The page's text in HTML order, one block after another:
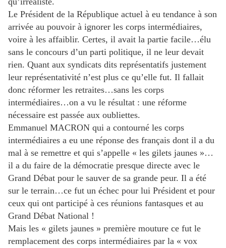
Le Président de la République actuel à eu tendance à son
arrivée au pouvoir à ignorer les corps intermédiaires,
voire à les affaiblir. Certes, il avait la partie facile…élu
sans le concours d’un parti politique, il ne leur devait
rien. Quant aux syndicats dits représentatifs justement
leur représentativité n’est plus ce qu’elle fut. Il fallait
donc réformer les retraites…sans les corps
intermédiaires…on a vu le résultat : une réforme
nécessaire est passée aux oubliettes.
Emmanuel MACRON qui a contourné les corps
intermédiaires a eu une réponse des français dont il a du
mal à se remettre et qui s’appelle « les gilets jaunes »…
il a du faire de la démocratie presque directe avec le
Grand Débat pour le sauver de sa grande peur. Il a été
sur le terrain…ce fut un échec pour lui Président et pour
ceux qui ont participé à ces réunions fantasques et au
Grand Débat National !
Mais les « gilets jaunes » première mouture ce fut le
remplacement des corps intermédiaires par la « vox